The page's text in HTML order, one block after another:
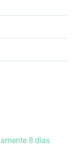
8 días